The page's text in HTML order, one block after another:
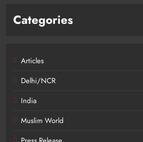
Categories
Articles
Delhi/NCR
India
Muslim World